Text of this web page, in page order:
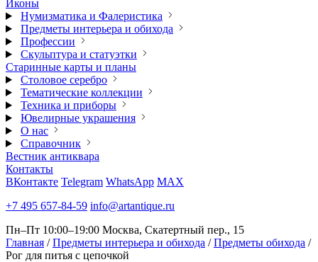
Иконы
Нумизматика и Фалеристика
Предметы интерьера и обихода
Профессии
Скульптура и статуэтки
Старинные карты и планы
Столовое серебро
Тематические коллекции
Техника и приборы
Ювелирные украшения
О нас
Справочник
Вестник антиквара
Контакты
ВКонтакте Telegram WhatsApp MAX
+7 495 657-84-59 info@artantique.ru
Пн–Пт 10:00–19:00 Москва, Скатертный пер., 15
Главная / Предметы интерьера и обихода / Предметы обихода /
Рог для питья с цепочкой